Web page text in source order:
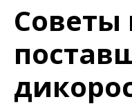
Советы